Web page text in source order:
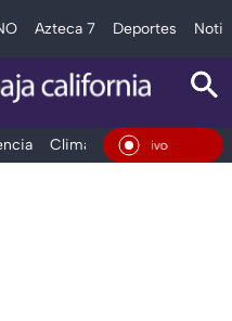
Azteca 7 Deportes
Clima Deportes En